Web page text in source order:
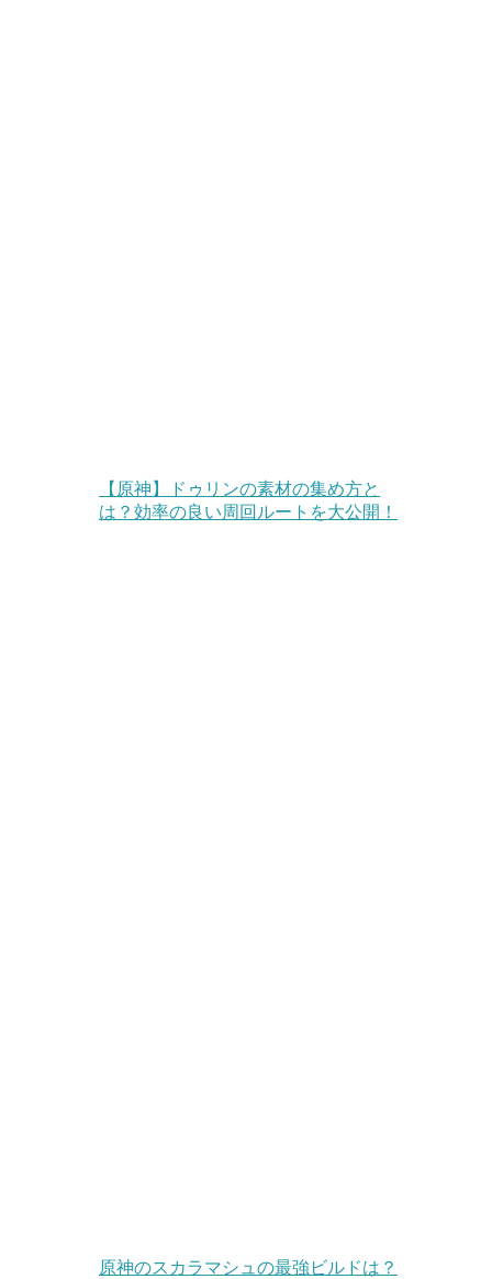
【原神】ドゥリンの素材の集め方と
は？効率の良い周回ルートを大公開！
原神のスカラマシュの最強ビルドは？